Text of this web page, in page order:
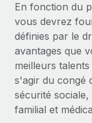
En fonction du
vous devrez
définies par le
avantages que
meilleurs
s'agir du congé
sécurité
familial et